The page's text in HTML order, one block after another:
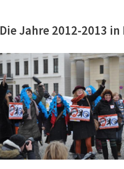
Die Jahre 2012-2013